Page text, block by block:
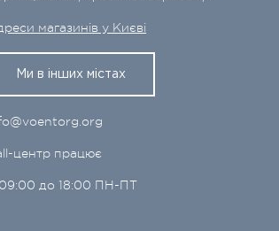
магазинів у Києві
Ми в інших містах
центр працює
до 18:00 ПН-ПТ